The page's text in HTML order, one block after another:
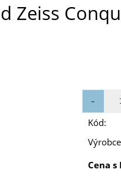
Zeiss
Kód:
Cena s